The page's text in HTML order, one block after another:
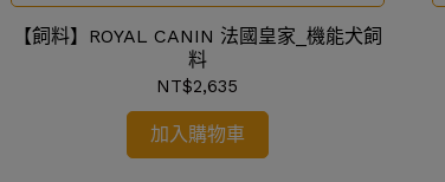
【飼料】ROYAL CANIN 法國皇家_機能犬飼
料
NT$2,635
加入購物車